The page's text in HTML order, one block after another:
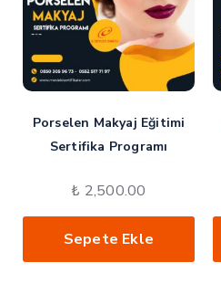
Porselen Makyaj Eğitimi
Sertifika Programı
₺ 2,500.00
Sepete Ekle